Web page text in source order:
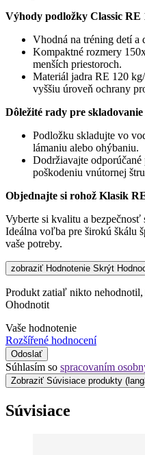
Výhody podložky Classic RE
Vhodná na tréning detí a
Kompaktné rozmery
menších priestoroch.
Materiál jadra RE 120
vyššiu úroveň ochrany
Dôležité rady pre
Podložku skladujte vo
lámaniu alebo ohýbaniu.
Dodržiavajte
poškodeniu vnútornej
Objednajte si rohož Klasik
Vyberte si kvalitu a bezpečnosť
Ideálna voľba pre širokú škálu
vaše potreby.
zobraziť Hodnotenie Skrýt
Produkt zatiaľ nikto
Ohodnotit
Vaše hodnotenie
Rozšířené hodnocení
Odoslať
Súhlasím so spracovaním
Zobraziť Súvisiace produkty
Súvisiace